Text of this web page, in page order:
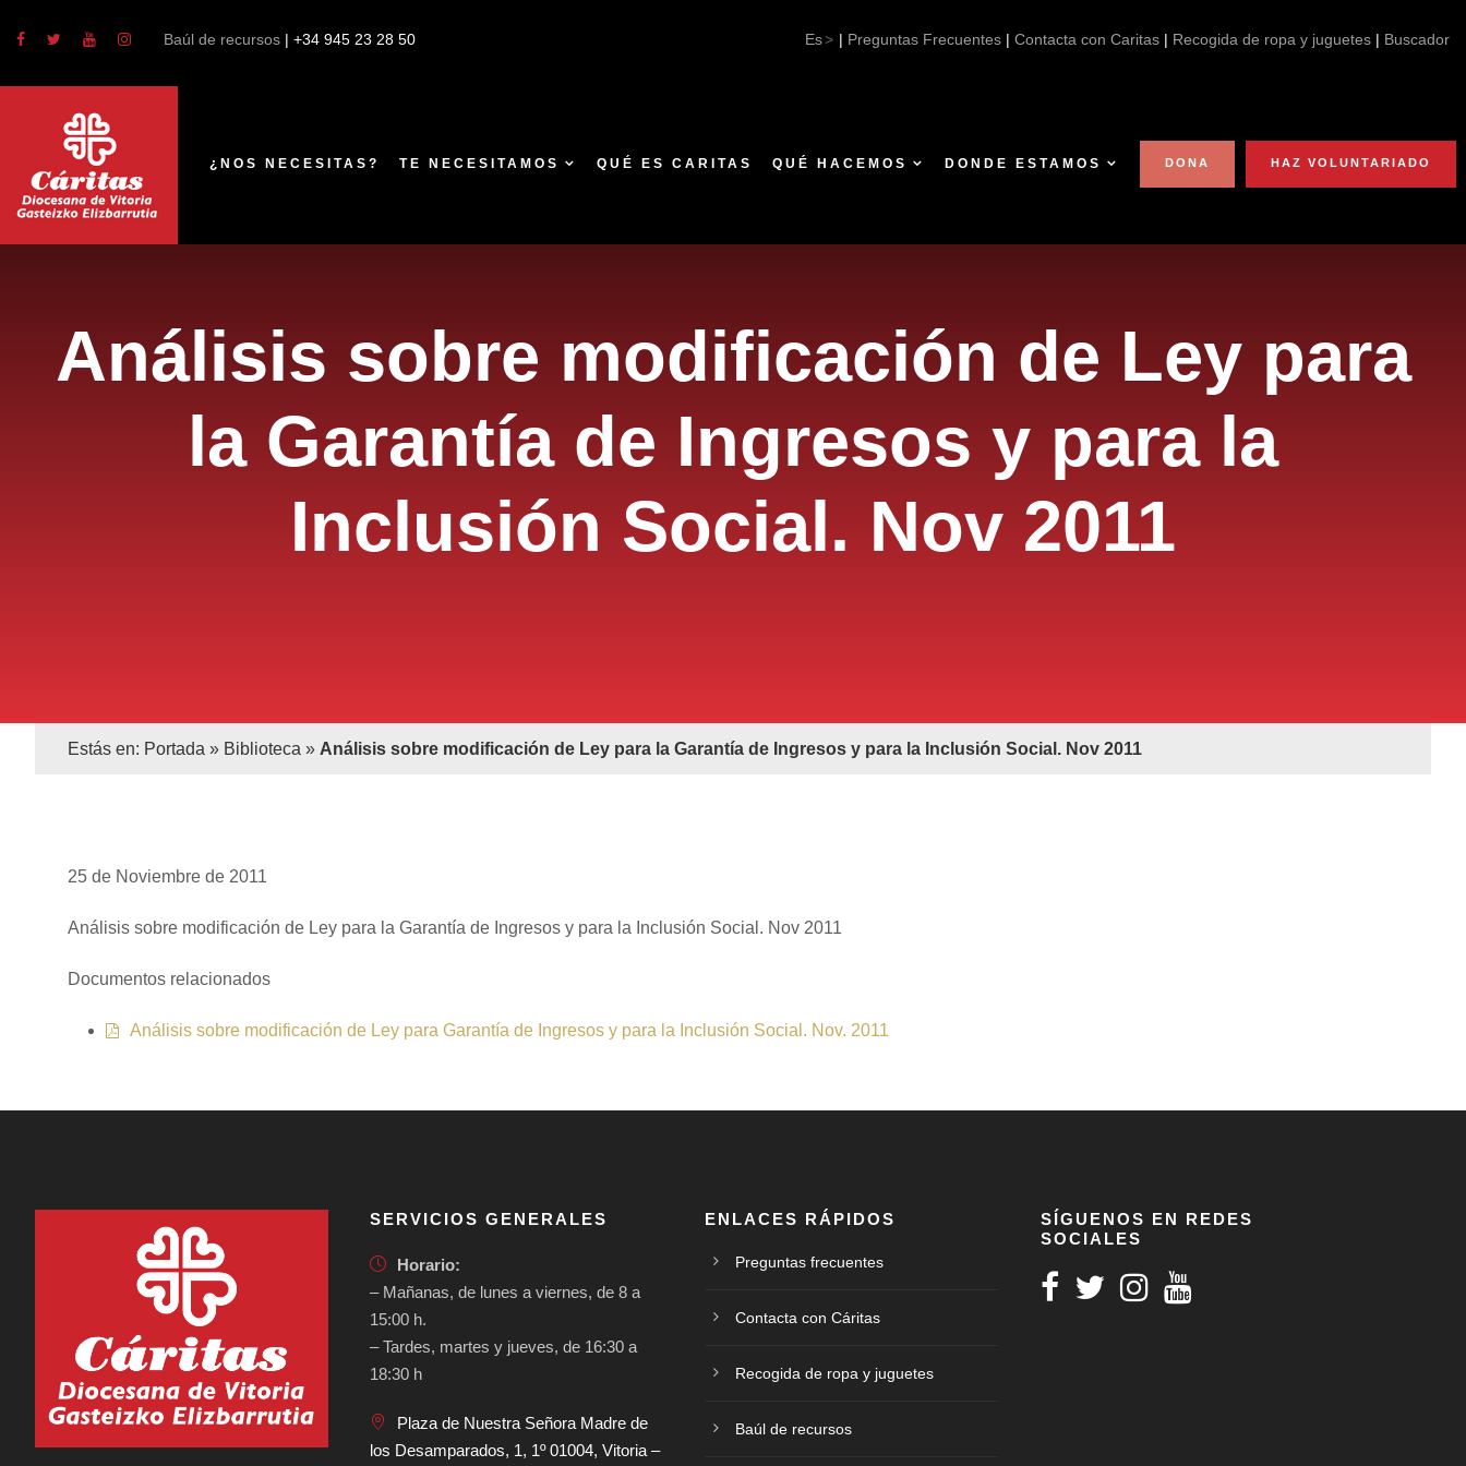
Baúl de recursos | +34 945 23 28 50 Es | Preguntas Frecuentes | Contacta con Caritas | Recogida de ropa y juguetes | Buscador
¿NOS NECESITAS? TE NECESITAMOS QUÉ ES CARITAS QUÉ HACEMOS DONDE ESTAMOS DONA HAZ VOLUNTARIADO
Análisis sobre modificación de Ley para
la Garantía de Ingresos y para la
Inclusión Social. Nov 2011
Estás en: Portada » Biblioteca » Análisis sobre modificación de Ley para la Garantía de Ingresos y para la Inclusión Social. Nov 2011
25 de Noviembre de 2011
Análisis sobre modificación de Ley para la Garantía de Ingresos y para la Inclusión Social. Nov 2011
Documentos relacionados
Análisis sobre modificación de Ley para Garantía de Ingresos y para la Inclusión Social. Nov. 2011
SERVICIOS GENERALES
Horario:
– Mañanas, de lunes a viernes, de 8 a
15:00 h.
– Tardes, martes y jueves, de 16:30 a
18:30 h
Plaza de Nuestra Señora Madre de
los Desamparados, 1, 1º 01004, Vitoria –
ENLACES RÁPIDOS
Preguntas frecuentes
Contacta con Cáritas
Recogida de ropa y juguetes
Baúl de recursos
SÍGUENOS EN REDES
SOCIALES